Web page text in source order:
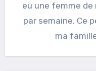
eu une femme
par semaine. Ce
ma